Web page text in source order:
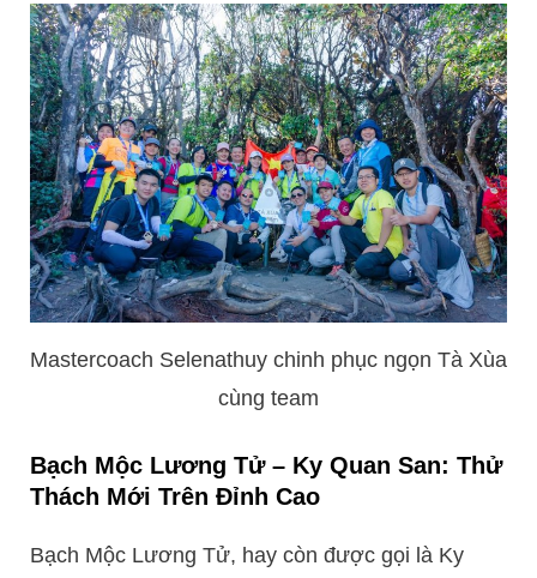
Mastercoach Selenathuy chinh phục ngọn Tà Xùa
cùng team
Bạch Mộc Lương Tử – Ky Quan San: Thử
Thách Mới Trên Đỉnh Cao
Bạch Mộc Lương Tử, hay còn được gọi là Ky